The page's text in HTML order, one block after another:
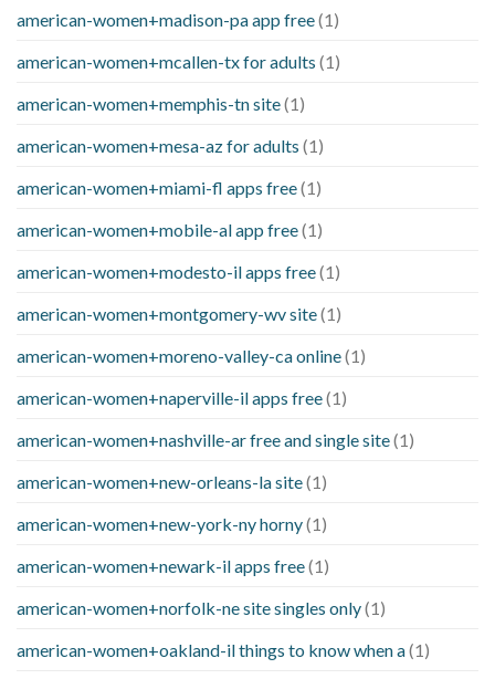
american-women+madison-pa app free(1)
american-women+mcallen-tx for adults (1)
american-women+memphis-tn site(1)
american-women+mesa-az for adults (1)
american-women+miami-fl apps free(1)
american-women+mobile-al app free(1)
american-women+modesto-il apps free(1)
american-women+montgomery-wv site(1)
american-women+moreno-valley-ca online(1)
american-women+naperville-il apps free(1)
american-women+nashville-ar free and single site(1)
american-women+new-orleans-la site(1)
american-women+new-york-ny horny(1)
american-women+newark-il apps free(1)
american-women+norfolk-ne site singles only(1)
american-women+oakland-il things to know when a(1)